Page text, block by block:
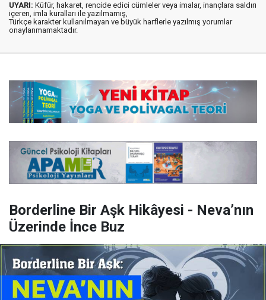
UYARI: Küfür, hakaret, rencide edici cümleler veya imalar, inançlara saldırı
içeren, imla kuralları ile yazılmamış,
Türkçe karakter kullanılmayan ve büyük harflerle yazılmış yorumlar
onaylanmamaktadır.
Borderline Bir Aşk Hikâyesi - Neva’nın
Üzerinde İnce Buz